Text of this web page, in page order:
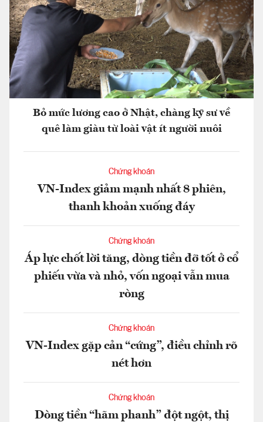
Bỏ mức lương cao ở Nhật, chàng kỹ sư về
quê làm giàu từ loài vật ít người nuôi
Chứng khoán
VN-Index giảm mạnh nhất 8 phiên,
thanh khoản xuống đáy
Chứng khoán
Áp lực chốt lời tăng, dòng tiền đỡ tốt ở cổ
phiếu vừa và nhỏ, vốn ngoại vẫn mua
ròng
Chứng khoán
VN-Index gặp cản “cứng”, điều chỉnh rõ
nét hơn
Chứng khoán
Dòng tiền “hãm phanh” đột ngột, thị